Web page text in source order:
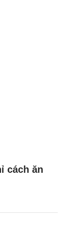
cách ăn